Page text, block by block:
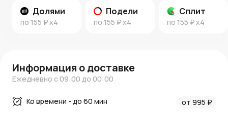
Долями
по 155 ₽x4
Подели
по 155 ₽x4
Сплит
по 155 ₽x4
Информация о доставке
Ежедневно с 09:00 до 00:00
Ко времени - до 60 мин
от 995 ₽